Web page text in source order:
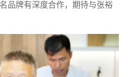
品牌有深度合作，期待与张裕